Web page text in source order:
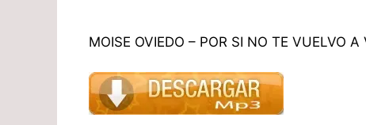
MOISE OVIEDO – POR SI NO TE VUELVO A